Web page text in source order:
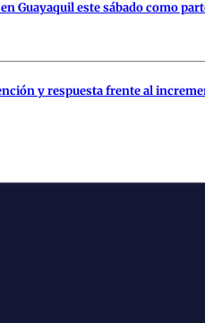
Guayaquil este sábado como
y respuesta frente al